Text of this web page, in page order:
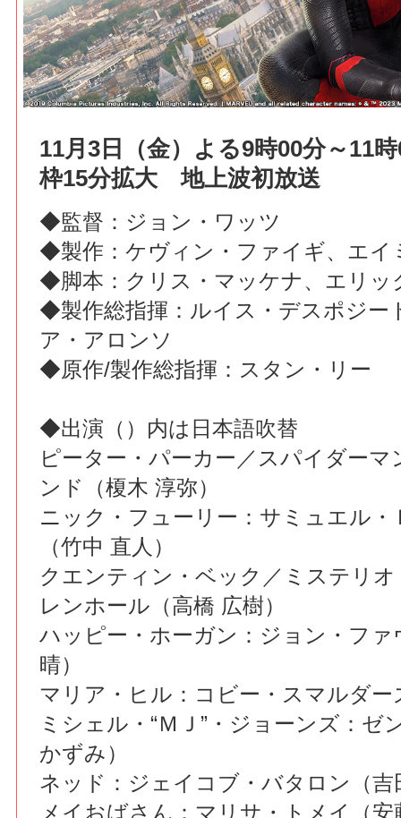
11月3日（金）よる9時00分～
枠15分拡大 地上波初放送
◆監督：ジョン・ワッツ
◆製作：ケヴィン・ファイギ、エイ
◆脚本：クリス・マッケナ、エリッ
◆製作総指揮：ルイス・デスポジー
ア・アロンソ
◆原作/製作総指揮：スタン・リー
◆出演（）内は日本語吹替
ピーター・パーカー／スパイダーマ
ンド（榎木 淳弥）
ニック・フューリー：サミュエル
（竹中 直人）
クエンティン・ベック／ミステリ
レンホール（高橋 広樹）
ハッピー・ホーガン：ジョン・ファ
晴）
マリア・ヒル：コビー・スマルダー
ミシェル・“ＭＪ”・ジョーンズ：ゼ
かずみ）
ネッド：ジェイコブ・バタロン（吉
メイおばさん：マリサ・トメイ（安